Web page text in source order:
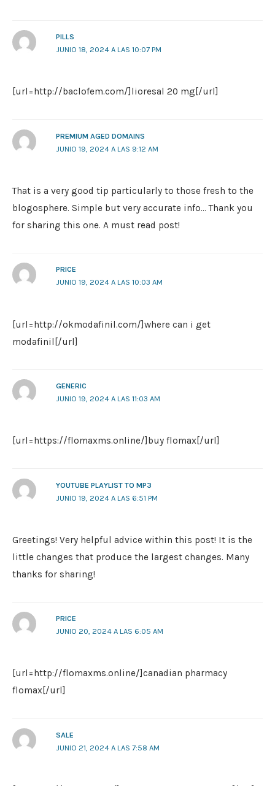
PILLS
JUNIO 18, 2024 A LAS 10:07 PM
[url=http://baclofem.com/]lioresal 20 mg[/url]
PREMIUM AGED DOMAINS
JUNIO 19, 2024 A LAS 9:12 AM
That is a very good tip particularly to those fresh to the
blogosphere. Simple but very accurate info… Thank you
for sharing this one. A must read post!
PRICE
JUNIO 19, 2024 A LAS 10:03 AM
[url=http://okmodafinil.com/]where can i get
modafinil[/url]
GENERIC
JUNIO 19, 2024 A LAS 11:03 AM
[url=https://flomaxms.online/]buy flomax[/url]
YOUTUBE PLAYLIST TO MP3
JUNIO 19, 2024 A LAS 6:51 PM
Greetings! Very helpful advice within this post! It is the
little changes that produce the largest changes. Many
thanks for sharing!
PRICE
JUNIO 20, 2024 A LAS 6:05 AM
[url=http://flomaxms.online/]canadian pharmacy
flomax[/url]
SALE
JUNIO 21, 2024 A LAS 7:58 AM